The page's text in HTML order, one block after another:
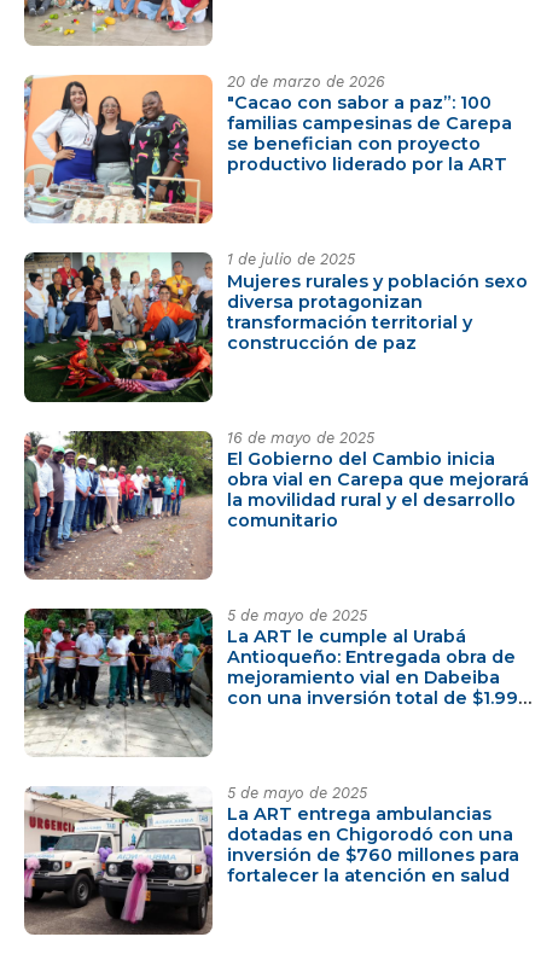
20 de marzo de 2026
"Cacao con sabor a paz”: 100
familias campesinas de Carepa
se benefician con proyecto
productivo liderado por la ART
1 de julio de 2025
Mujeres rurales y población sexo
diversa protagonizan
transformación territorial y
construcción de paz
16 de mayo de 2025
El Gobierno del Cambio inicia
obra vial en Carepa que mejorará
la movilidad rural y el desarrollo
comunitario
5 de mayo de 2025
La ART le cumple al Urabá
Antioqueño: Entregada obra de
mejoramiento vial en Dabeiba
con una inversión total de $1.994
5 de mayo de 2025
La ART entrega ambulancias
dotadas en Chigorodó con una
inversión de $760 millones para
fortalecer la atención en salud